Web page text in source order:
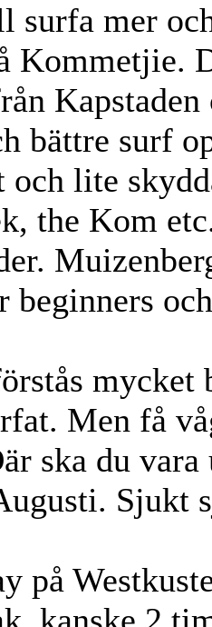
surfa mer
Kommetjie.
Kapstaden
bättre surf
och lite
the Kom
beginners
mycket
Men få
ska du
Sjukt
på